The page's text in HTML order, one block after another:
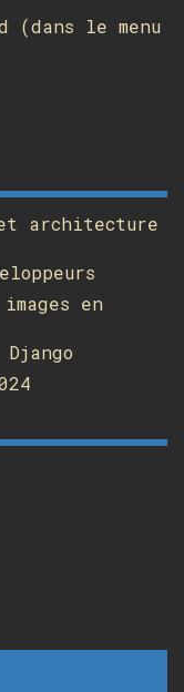
le menu
et architecture
en